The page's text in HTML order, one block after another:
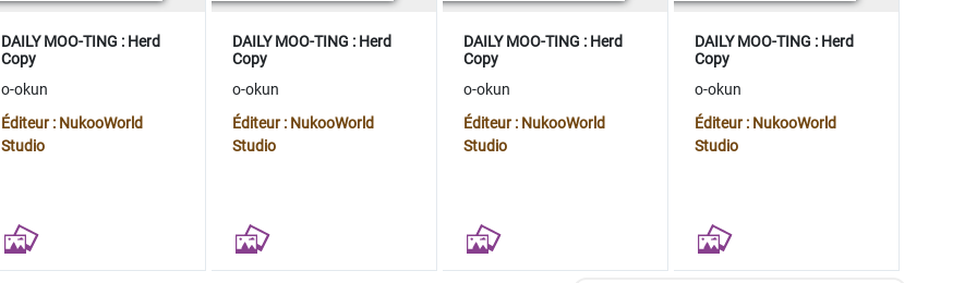
DAILY MOO-TING : Herd
Copy
o-okun
Éditeur : NukooWorld
Studio
DAILY MOO-TING : Herd
Copy
o-okun
Éditeur : NukooWorld
Studio
DAILY MOO-TING : Herd
Copy
o-okun
Éditeur : NukooWorld
Studio
DAILY MOO-TING : Herd
Copy
o-okun
Éditeur : NukooWorld
Studio